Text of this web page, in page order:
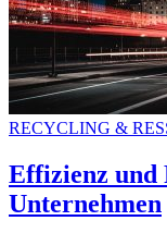
RECYCLING &
Effizienz und
Unternehmen